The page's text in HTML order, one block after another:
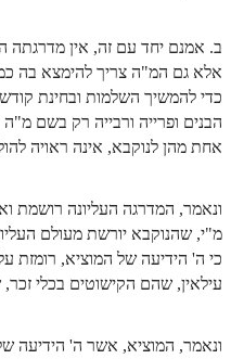
ב. אמנם יחד עם זה, אין
אלא גם המ"ה צריך להימצא בה
כדי להמשיך השלמות ובחינת
הבנים ופרייה ורבייה רק בשם
אחת מהן לנוקבא, אינה ראויה
ונאמר, המדרגה העליונה רושמת
מ"י, שהנוקבא יורשת מעולם
כי ה' הידיעה של המוציא, רומזת
עילאין, שהם הקישוטים בכלי
ונאמר, המוציא, אשר ה' הידיעה